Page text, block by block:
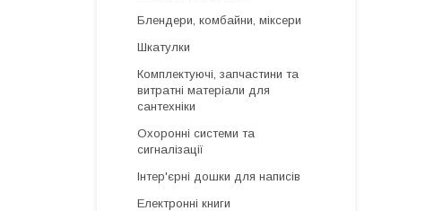
Блендери, комбайни, міксери
Шкатулки
Комплектуючі, запчастини та
витратні матеріали для
сантехніки
Охоронні системи та
сигналізації
Інтер'єрні дошки для написів
Електронні книги